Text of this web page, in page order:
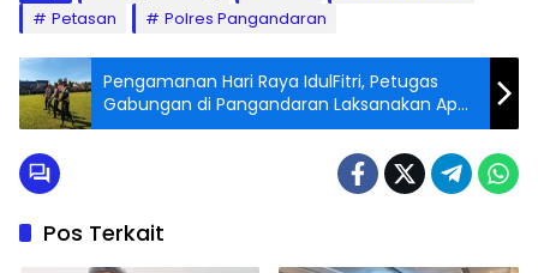
Petasan
Polres Pangandaran
Pengamanan Hari Raya IdulFitri, Petugas
Gabungan di Pangandaran Laksanakan Apel
Gelar Pasukan
Pos Terkait